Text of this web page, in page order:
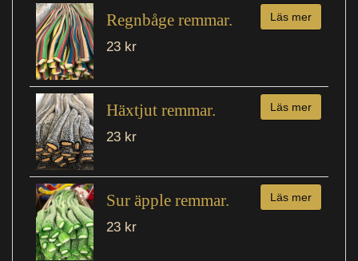
Regnbåge remmar.
23 kr
Läs mer
Häxtjut remmar.
23 kr
Läs mer
Sur äpple remmar.
23 kr
Läs mer